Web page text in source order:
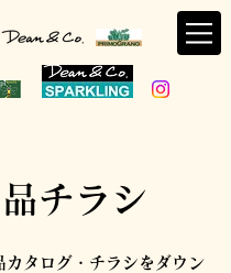
チラシ
カタログ・チラシをダウン